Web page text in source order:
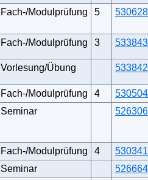
Fach-/Modulprüfung 5 530628
Fach-/Modulprüfung 3 533843
Vorlesung/Übung 533842
Fach-/Modulprüfung 4
530504
Seminar
526306
Fach-/Modulprüfung 4
530341
Seminar
526664